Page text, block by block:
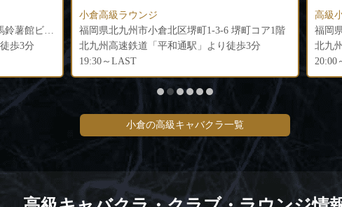
町コア1階
3分
高級小倉キャバクラ
福岡県北九州市小倉北区鍛治町1-5-11 第18エルザビル1F
北九州モノレール「平和通駅」より徒歩2分
20:00～LAST
小倉
北九
20:00
小倉の高級キャバクラ一覧